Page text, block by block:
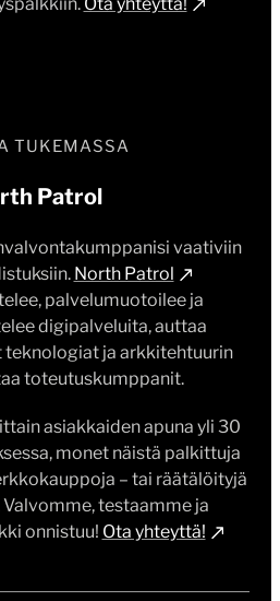
TUKEMASSA
Patrol
vaativiin
North Patrol
palvelumuotoilee ja
digipalveluita, auttaa
ja arkkitehtuurin
toteutuskumppanit.
asiakkaiden apuna yli 30
monet näistä palkittuja
– tai räätälöityjä
testaamme ja
onnistuu! Ota yhteyttä!